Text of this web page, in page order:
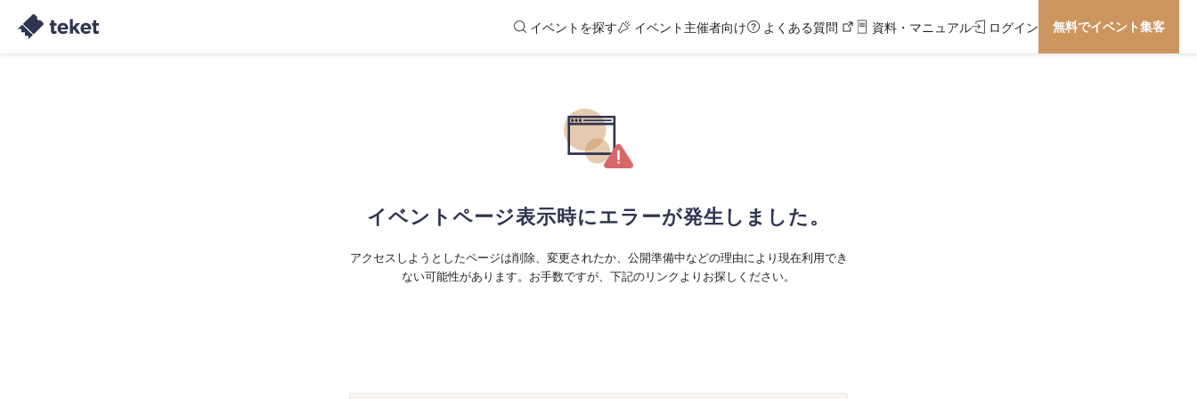
イベントを探す イベント主催者向け よくある質問 資料・マニュアル ログイン 無料でイベント集客
イベントページ表示時にエラーが発生しました。
アクセスしようとしたページは削除、変更されたか、公開準備中などの理由により現在利用でき
ない可能性があります。お手数ですが、下記のリンクよりお探しください。